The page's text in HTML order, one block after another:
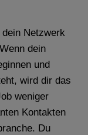
Netzwerk
dein
und
wird dir das
weniger
Kontakten
Du